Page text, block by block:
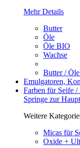
Mehr Details
Butter
Öle
Öle BIO
Wachse
Butter /
Emulgatoren,
Farben für Seife
Springe zur
Weitere
Micas für
Oxide +